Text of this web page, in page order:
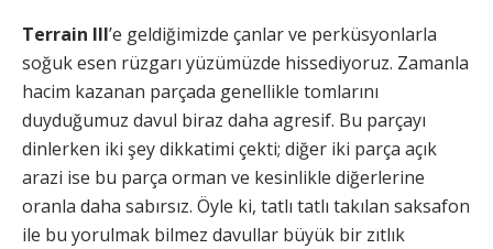
Terrain III’e geldiğimizde çanlar ve perküsyonlarla
soğuk esen rüzgarı yüzümüzde hissediyoruz. Zamanla
hacim kazanan parçada genellikle tomlarını
duyduğumuz davul biraz daha agresif. Bu parçayı
dinlerken iki şey dikkatimi çekti; diğer iki parça açık
arazi ise bu parça orman ve kesinlikle diğerlerine
oranla daha sabırsız. Öyle ki, tatlı tatlı takılan saksafon
ile bu yorulmak bilmez davullar büyük bir zıtlık